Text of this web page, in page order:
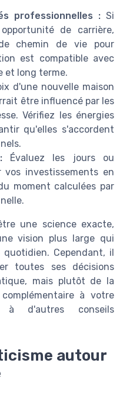
professionnelles : Si
de carrière,
chemin de vie pour
est compatible avec
et long terme.
d'une nouvelle maison
être influencé par les
Vérifiez les énergies
qu'elles s'accordent
Évaluez les jours ou
vos investissements en
moment calculées par
une science exacte,
vision plus large qui
Cependant, il
toutes ses décisions
mais plutôt de la
à votre
à d'autres conseils
autour